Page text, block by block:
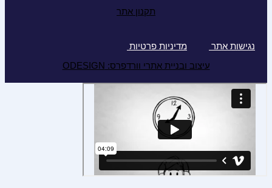
תקנון אתר
נגישות אתר מדיניות פרטיות
עיצוב ובניית אתרי וורדפרס: ODESIGN